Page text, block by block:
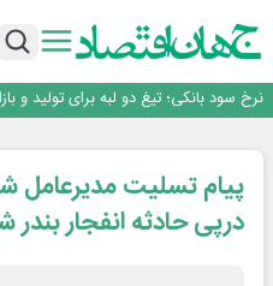
عبور فکور صنعت از مرز ۵۳ همت درآمد
نرخ سود بانکی؛ تیغ دو لبه برای تولید و
طلسم خانه‌سازی چینی‌ها در ایران
عبور فکور صنعت از مرز ۵۳ همت درآمد
رییس‌کل بیمه مرکزی: برای حقوق مردم خط
پیام تسلیت مدیرعامل
درپی حادثه انفجار بندر